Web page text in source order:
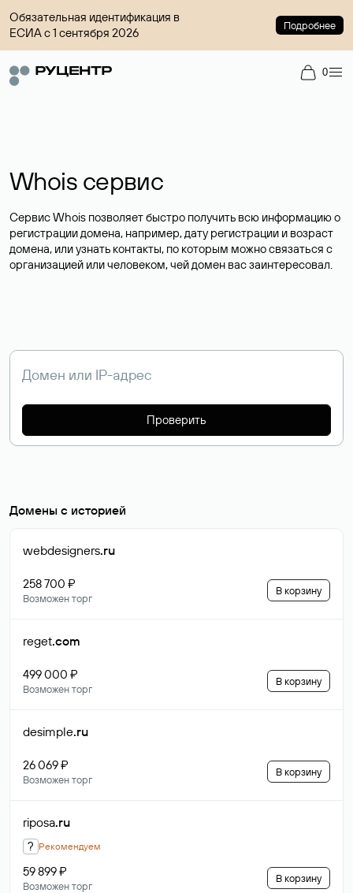
Обязательная идентификация в
ЕСИА с 1 сентября 2026
Подробнее
0
Whois сервис
Сервис Whois позволяет быстро получить всю информацию о
регистрации домена, например, дату регистрации и возраст
домена, или узнать контакты, по которым можно связаться с
организацией или человеком, чей домен вас заинтересовал.
Проверить
Домены с историей
webdesigners.ru
258 700 ₽
Возможен торг
В корзину
reget.com
499 000 ₽
Возможен торг
В корзину
desimple.ru
26 069 ₽
Возможен торг
В корзину
riposa.ru
? Рекомендуем
59 899 ₽
Возможен торг
В корзину